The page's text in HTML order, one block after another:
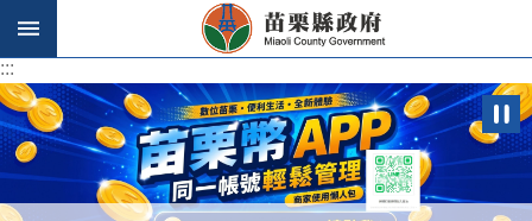
跳到主要內容區塊
:::
:::